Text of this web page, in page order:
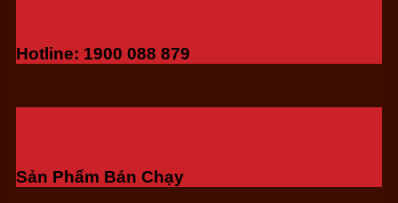
Hotline: 1900 088 879
Sản Phẩm Bán Chạy